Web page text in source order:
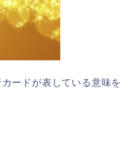
ードが表している意味を